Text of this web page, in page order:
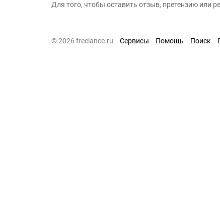
Для того, чтобы оставить отзыв, претензию или
© 2026 freelance.ru Сервисы Помощь Поиск